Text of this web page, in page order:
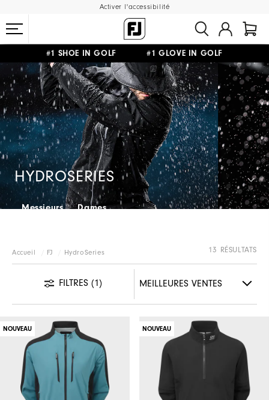
Activer l'accessibilité
#1 SHOE IN GOLF #1 GLOVE IN GOLF
LIVRAISON OFFERTEDÈS 99€+&RETOUR GRATUIT
HYDROSERIES
Messieurs Dames
Accueil FJ HydroSeries 13 RÉSULTATS
FILTRES (1)
NOUVEAU NOUVEAU